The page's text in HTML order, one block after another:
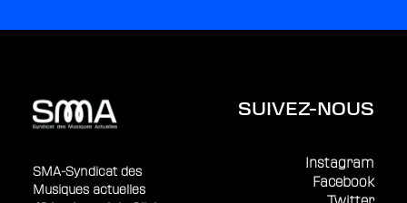
SMA-Syndicat des
Musiques actuelles
SUIVEZ-NOUS
Instagram
Facebook